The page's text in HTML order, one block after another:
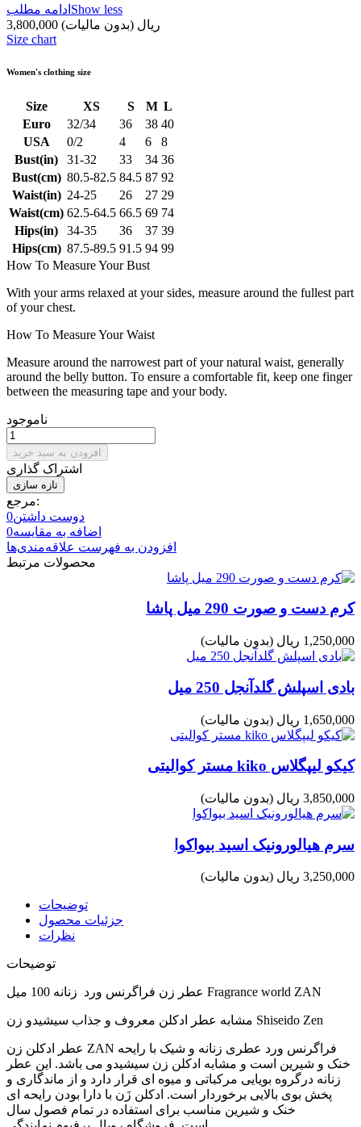
ادامه مطلب Show less
3,800,000 ریال (بدون مالیات)
Size chart
Women's clothing size
Size XS S M L
Euro
32/34 36 38 40
USA
0/2 4 6
8
Bust(in)
31-32 33 34 36
Bust(cm) 80.5-82.5 84.5 87 92
Waist(in) 24-25 26 27 29
Waist(cm) 62.5-64.5 66.5 69 74
Hips(in)
34-35 36 37 39
Hips(cm) 87.5-89.5 91.5 94 99
How To Measure Your Bust
With your arms relaxed at your sides, measure around the fullest part
of your chest.
How To Measure Your Waist
Measure around the narrowest part of your natural waist, generally
around the belly button. To ensure a comfortable fit, keep one finger
between the measuring tape and your body.
ناموجود
افزودن به سبد خرید
اشتراک گذاری
مرجع:
دوست داشتن0
اضافه به مقایسه0
افزودن به فهرست علاقه‌مندی‌ها
محصولات مرتبط
کرم دست و صورت 290 میل پاشا
1,250,000 ریال (بدون مالیات)
بادی اسپلش گلدآنجل 250 میل
1,650,000 ریال (بدون مالیات)
کیکو لیپگلاس kiko مستر کوالیتی
3,850,000 ریال (بدون مالیات)
سرم هیالورونیک اسید بیواکوا
3,250,000 ریال (بدون مالیات)
توضیحات
جزئیات محصول
نظرات
توضیحات
عطر زن فراگرنس ورد زنانه 100 میل Fragrance world ZAN
مشابه عطر ادکلن معروف و جذاب سیشیدو زن Shiseido Zen
عطر ادکلن زن ZAN فراگرنس ورد عطری زنانه و شیک با رایحه
خنک و شیرین است و مشابه ادکلن زن سیشیدو می باشد. این عطر
زنانه درگروه بویایی مرکباتی و میوه ای قرار دارد و از ماندگاری و
پخش بوی بالایی برخوردار است. ادکلن زَن با دارا بودن رایحه ای
خنک و شیرین مناسب برای استفاده در تمام فصول سال